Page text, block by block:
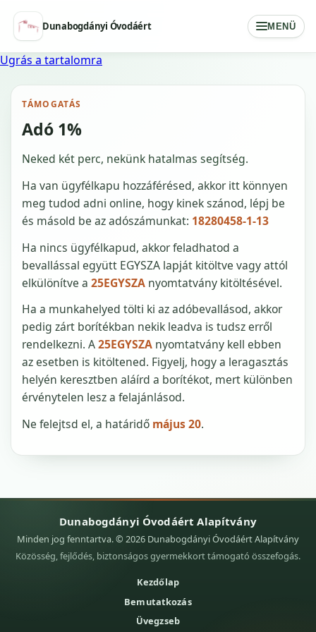
Ugrás a tartalomra
Dunabogdányi Óvodáért MENÜ
TÁMOGATÁS
Adó 1%
Neked két perc, nekünk hatalmas segítség.
Ha van ügyfélkapu hozzáférésed, akkor itt könnyen
meg tudod adni online, hogy kinek szánod, lépj be
és másold be az adószámunkat: 18280458-1-13
Ha nincs ügyfélkapud, akkor feladhatod a
bevallással együtt EGYSZA lapját kitöltve vagy attól
elkülönítve a25EGYSZA nyomtatvány kitöltésével.
Ha a munkahelyed tölti ki az adóbevallásod, akkor
pedig zárt borítékban nekik leadva is tudsz erről
rendelkezni. A25EGYSZA nyomtatvány kell ebben
az esetben is kitöltened. Figyelj, hogy a leragasztás
helyén keresztben aláírd a borítékot, mert különben
érvénytelen lesz a felajánlásod.
Ne felejtsd el, a határidő május 20.
Dunabogdányi Óvodáért Alapítvány
Minden jog fenntartva. © 2026 Dunabogdányi Óvodáért Alapítvány
Közösség, fejlődés, biztonságos gyermekkort támogató összefogás.
Kezdőlap
Bemutatkozás
Üvegzseb